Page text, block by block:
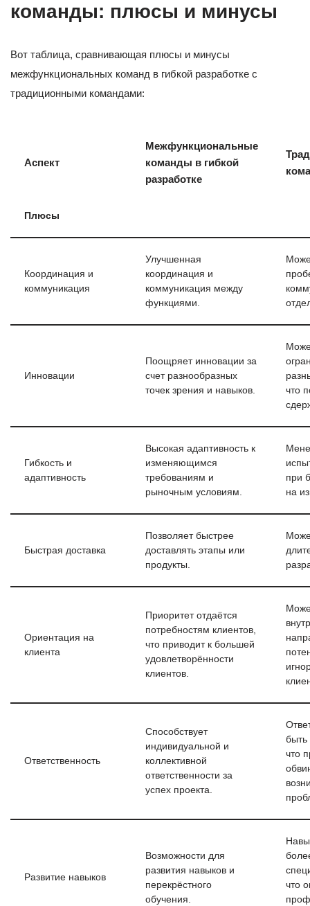
команды: плюсы и минусы
Вот таблица, сравнивающая плюсы и минусы
межфункциональных команд в гибкой разработке с
традиционными командами:
Аспект
Межфункциональные
команды в гибкой
разработке
Плюсы
Координация и
коммуникация
Улучшенная
координация и
коммуникация между
функциями.
Инновации
Поощряет инновации за
счет разнообразных
точек зрения и навыков.
что
Гибкость и
адаптивность
Высокая адаптивность к
изменяющимся
требованиям и
рыночным условиям.
при
на
Быстрая доставка
Позволяет быстрее
доставлять этапы или
продукты.
Ориентация на
клиента
Приоритет отдаётся
потребностям клиентов,
что приводит к большей
удовлетворённости
клиентов.
Ответственность
Способствует
индивидуальной и
коллективной
ответственности за
успех проекта.
быть
что
Развитие навыков
Возможности для
развития навыков и
перекрёстного
обучения.
что